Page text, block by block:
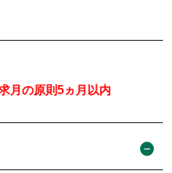
月の原則5ヵ月以内